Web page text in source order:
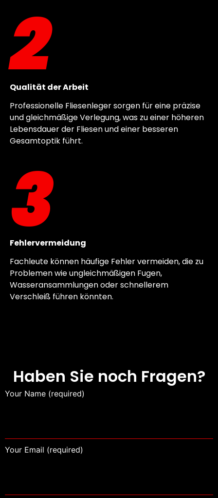
2
Qualität der Arbeit
Professionelle Fliesenleger sorgen für eine präzise
und gleichmäßige Verlegung, was zu einer höheren
Lebensdauer der Fliesen und einer besseren
Gesamtoptik führt.
3
Fehlervermeidung
Fachleute können häufige Fehler vermeiden, die zu
Problemen wie ungleichmäßigen Fugen,
Wasseransammlungen oder schnellerem
Verschleiß führen könnten.
Haben Sie noch Fragen?
Your Name (required)
Your Email (required)